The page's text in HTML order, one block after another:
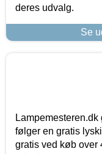
deres udvalg.
Se
følger en gratis
gratis ved køb over